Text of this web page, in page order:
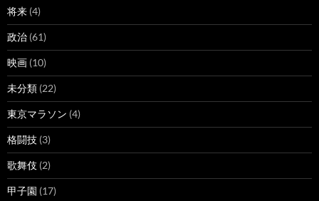
将来 (4)
政治 (61)
映画 (10)
未分類 (22)
東京マラソン (4)
格闘技 (3)
歌舞伎 (2)
甲子園 (17)